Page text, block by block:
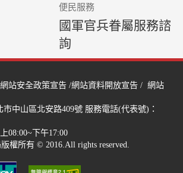
便民服務
國軍官兵眷屬服務諮
詢
網站安全政策宣告 /網站資料開放宣告 / 網站
市中山區北安路409號 服務電話(代表號)：
08:00~下午17:00
權所有 © 2016.All rights reserved.